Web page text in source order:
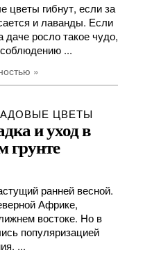
цветы гибнут, если за
и лаванды. Если
росло такое чудо,
соблюдению ...
»
ЦВЕТЫ
и уход в
грунте
ранней весной.
Африке,
востоке. Но в
популяризацией
...